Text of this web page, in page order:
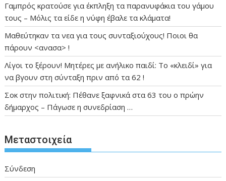
Γαμπρός κρατούσε για έκπληξη τα παρανυφάκια του γάμου
τους – Μόλις τα είδε η νύφη έβαλε τα κλάματα!
Μαθεύτηκαν τα νεα για τους συνταξιούχους! Ποιοι θα
πάρουν <ανασα> !
Λίγοι το ξέρουν! Μητέρες με ανήλικο παιδί: Το «κλειδί» για
να βγουν στη σύνταξη πριν από τα 62 !
Σοκ στην πολιτική: Πέθανε ξαφνικά στα 63 του ο πρώην
δήμαρχος – Πάγωσε η συνεδρίαση …
Μεταστοιχεία
Σύνδεση